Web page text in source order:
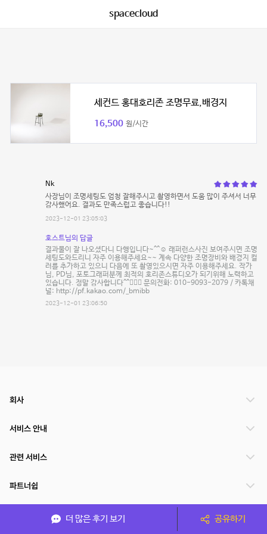
spacecloud
세컨드 홍대호리존 조명무료,배경지
16,500 원/시간
Nk
사장님이 조명세팅도 엄청 잘해주시고 촬영하면서 도움 많이 주셔서 너무
감사했어요. 결과도 만족스럽고 좋습니다!!
2023-12-01 23:05:03
호스트님의 답글
결과물이 잘 나오셨다니 다행입니다~^^☺️ 래퍼런스사진 보여주시면 조명
세팅도와드리니 자주 이용해주세요~~ 계속 다양한 조명장비와 배경지 컬
러를 추가하고 있으니 다음에 또 촬영있으시면 자주 이용해주세요. 작가
님, PD님, 포토그래퍼분께 최적의 호리존스튜디오가 되기위해 노력하고
있습니다. 정말 감사합니다^^🙇🏻‍♂️ 문의전화: 010-9093-2079 / 카톡채
널: http://pf.kakao.com/_bmibb
2023-12-01 23:06:50
더 많은 후기 보기 공유하기
회사
서비스 안내
관련 서비스
파트너쉽
서비스 제공 국가